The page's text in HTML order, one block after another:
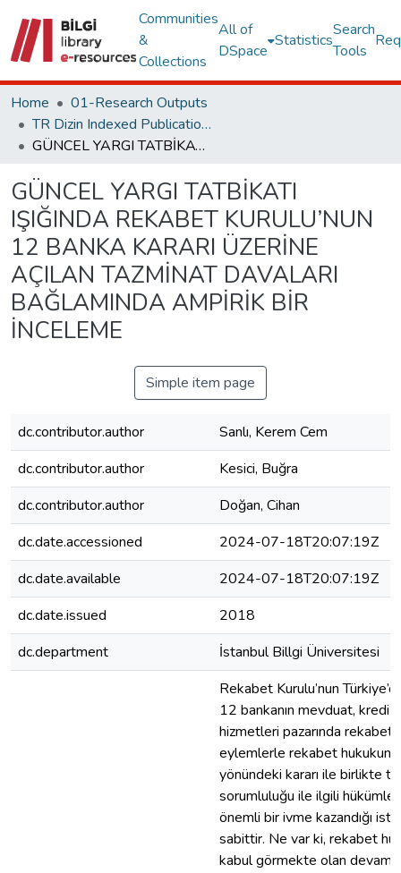
Communities
&
Collections
All of
DSpace
Statistics
Search
Tools
Home
01-Research Outputs
TR Dizin Indexed Publications
GÜNCEL YARGI TATBİKATI IŞIĞINDA REKABET KURULU’NUN 12 BANKA KARARI ÜZERİNE AÇILAN TAZMİNAT DAVALARI BAĞLAMINDA AMPİRİK BİR İNCELEME
GÜNCEL YARGI TATBİKATI
IŞIĞINDA REKABET KURULU’NUN
12 BANKA KARARI ÜZERİNE
AÇILAN TAZMİNAT DAVALARI
BAĞLAMINDA AMPİRİK BİR
İNCELEME
Simple item page
dc.contributor.author
Sanlı, Kerem Cem
dc.contributor.author
Kesici, Buğra
dc.contributor.author
Doğan, Cihan
dc.date.accessioned
2024-07-18T20:07:19Z
dc.date.available
2024-07-18T20:07:19Z
dc.date.issued
2018
dc.department
İstanbul Billgi Üniversitesi
Rekabet Kurulu’nun
12 bankanın mevduat, kredi
hizmetleri pazarında rekabeti
eylemlerle rekabet
yönündeki kararı ile birlikte
sorumluluğu ile ilgili
önemli bir ivme kazandığı
sabittir. Ne var ki, rekabet
kabul görmekte olan devam